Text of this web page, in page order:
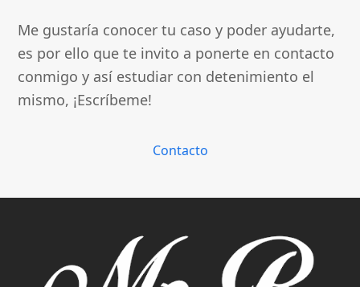
Me gustaría conocer tu caso y poder ayudarte,
es por ello que te invito a ponerte en contacto
conmigo y así estudiar con detenimiento el
mismo, ¡Escríbeme!
Contacto